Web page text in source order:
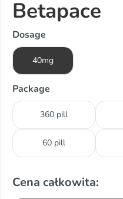
Betapace
Dosage
40mg
Package
360 pill
60 pill
Cena całkowita: